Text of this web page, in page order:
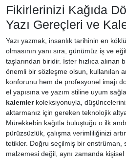
Fikirlerinizi Kağıda
Yazı Gereçleri ve
Yazı yazmak, insanlık tarihinin en
olmasının yanı sıra, günümüz iş ve
taşlarından biridir. İster hızlıca alınan
önemli bir sözleşme olsun, kullanılan
konforunu hem de profesyonel imajı
el yapısına ve yazım stiline uyum
kalemlerkoleksiyonuyla,
aktarmanız için gereken teknolojik
Mürekkebin kağıtla buluştuğu o ilk
pürüzsüzlük, çalışma verimliliğinizi
tetikler. Doğru seçilmiş bir enstrüman,
malzemesi değil, aynı zamanda kişisel